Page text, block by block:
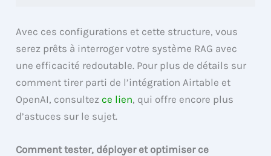
Avec ces configurations et cette structure, vous
serez prêts à interroger votre système RAG avec
une efficacité redoutable. Pour plus de détails sur
comment tirer parti de l’intégration Airtable et
OpenAI, consultezce lien, qui offre encore plus
d’astuces sur le sujet.
Comment tester, déployer et optimiser ce